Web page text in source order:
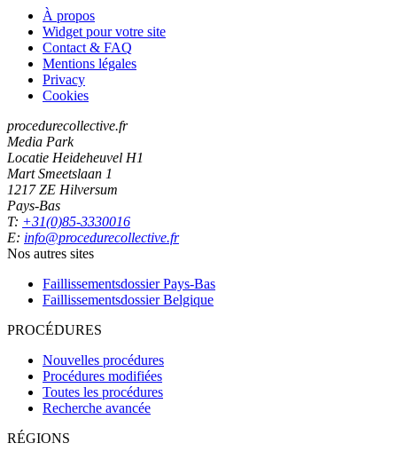
À propos
Widget pour votre site
Contact & FAQ
Mentions légales
Privacy
Cookies
procedurecollective.fr
Media Park
Locatie Heideheuvel H1
Mart Smeetslaan 1
1217 ZE Hilversum
Pays-Bas
T: +31(0)85-3330016
E: info@procedurecollective.fr
Nos autres sites
Faillissementsdossier Pays-Bas
Faillissementsdossier Belgique
PROCÉDURES
Nouvelles procédures
Procédures modifiées
Toutes les procédures
Recherche avancée
RÉGIONS